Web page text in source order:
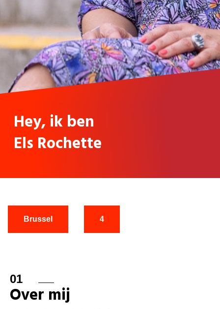
Hey, ik ben
Els Rochette
Brussel 4
01
Over mij